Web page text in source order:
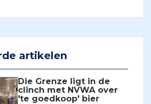
artikelen
Die Grenze ligt in de
clinch met NVWA over
'te goedkoop' bier